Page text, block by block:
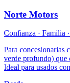
Norte Motors
Confianza · Familia
Para concesionarias
verde profundo) que
Ideal para usados